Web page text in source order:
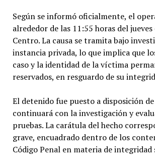
Según se informó oficialmente, el
alrededor de las 11:55 horas del
Centro. La causa se tramita bajo
instancia privada, lo que implica que
caso y la identidad de la víctima
reservados, en resguardo de su
El detenido fue puesto a disposición
continuará con la investigación y
pruebas. La carátula del hecho
grave, encuadrado dentro de los
Código Penal en materia de integridad